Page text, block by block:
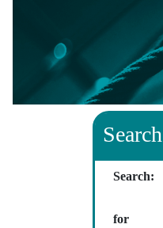
Search
Search:
for